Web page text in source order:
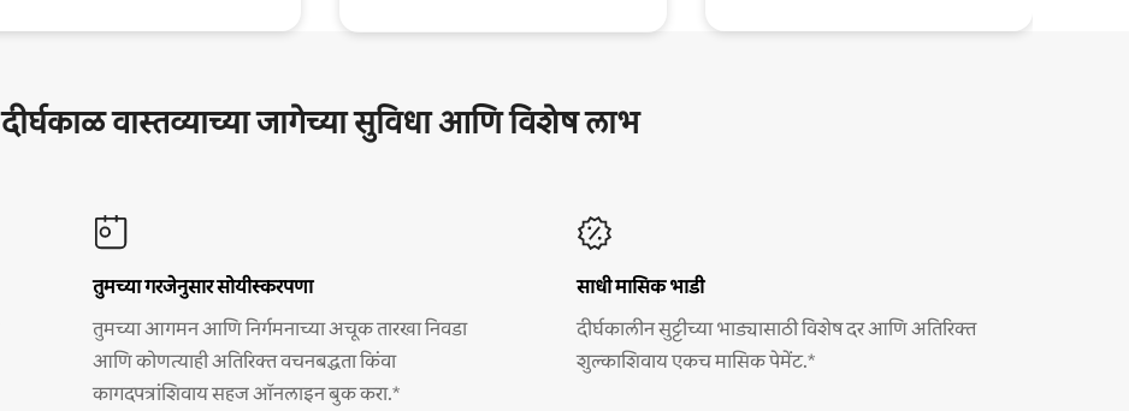
दीर्घकाळ वास्तव्याच्या जागेच्या सुविधा आणि विशेष लाभ
तुमच्या गरजेनुसार सोयीस्करपणा
तुमच्या आगमन आणि निर्गमनाच्या अचूक तारखा निवडा
आणि कोणत्याही अतिरिक्त वचनबद्धता किंवा
कागदपत्रांशिवाय सहज ऑनलाइन बुक करा.*
साधी मासिक भाडी
दीर्घकालीन सुट्टीच्या भाड्यासाठी विशेष दर आणि अतिरिक्त
शुल्काशिवाय एकच मासिक पेमेंट.*